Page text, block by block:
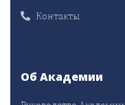
Контакты
Об Академии